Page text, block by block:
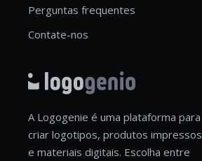
Perguntas frequentes
Contate-nos
A Logogenie é uma plataforma para
criar logotipos, produtos impressos
e materiais digitais. Escolha entre